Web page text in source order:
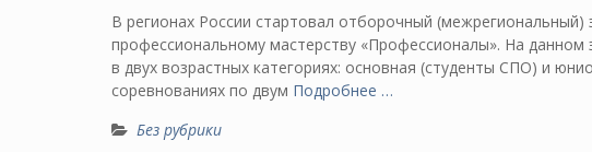
В регионах России стартовал отборочный
профессиональному мастерству «Профессионалы». На
в двух возрастных категориях: основная (студенты СПО) и
соревнованиях по двум Подробнее …
Без рубрики